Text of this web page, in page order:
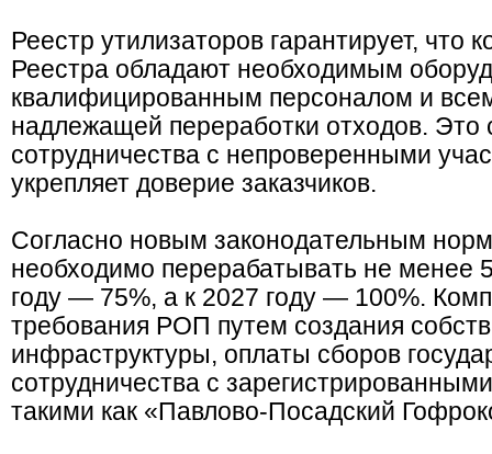
Реестр утилизаторов гарантирует, что
Реестра обладают необходимым
квалифицированным персоналом и
надлежащей переработки отходов. Это
сотрудничества с непроверенными
укрепляет доверие заказчиков.
Согласно новым законодательным
необходимо перерабатывать не менее
году — 75%, а к 2027 году — 100%.
требования РОП путем создания
инфраструктуры, оплаты сборов
сотрудничества с
такими как «Павлово-Посадский